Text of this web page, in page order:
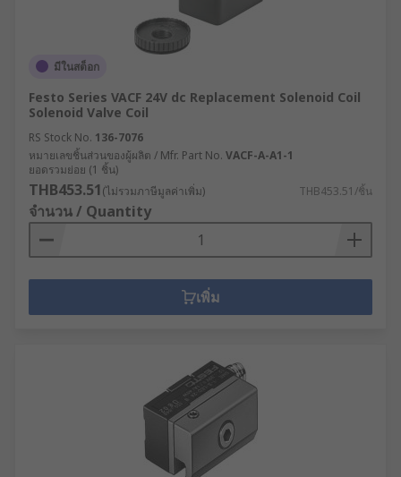
มีในสต็อก
Festo Series VACF 24V dc Replacement Solenoid Coil
Solenoid Valve Coil
RS Stock No. 136-7076
หมายเลขชิ้นส่วนของผู้ผลิต / Mfr. Part No. VACF-A-A1-1
ยอดรวมย่อย (1 ชิ้น)
THB453.51(ไม่รวมภาษีมูลค่าเพิ่ม) THB453.51/ชิ้น
จำนวน / Quantity
เพิ่ม